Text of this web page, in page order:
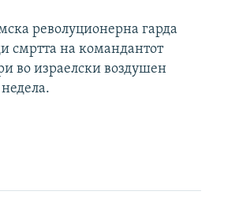
револуционерна гарда
смртта на командантот
во израелски воздушен